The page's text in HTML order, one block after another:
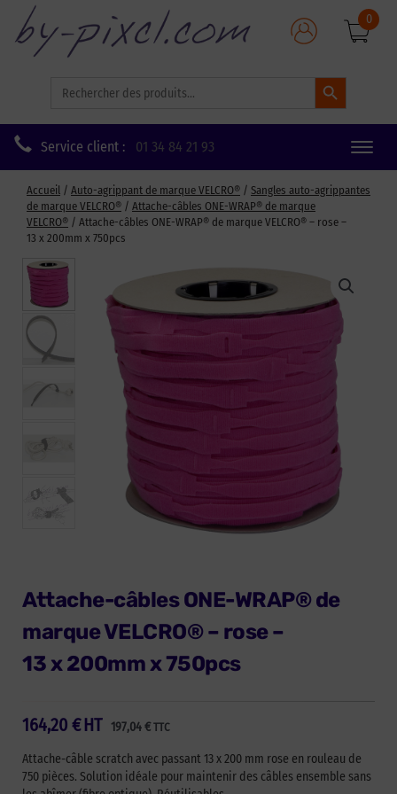
for:
Search Button
0
Service client : 01 34 84 21 93
Toggle
Accueil / Auto-agrippant de marque VELCRO® / Sangles auto-agrippantes
de marque VELCRO® / Attache-câbles ONE-WRAP® de marque
VELCRO® / Attache-câbles ONE-WRAP® de marque VELCRO® – rose –
13 x 200mm x 750pcs
Attache-câbles ONE-WRAP® de
marque VELCRO® – rose –
13 x 200mm x 750pcs
164,20 € 197,04€ TTC
HT
Attache-câble scratch avec passant 13 x 200 mm rose en rouleau de
750 pièces. Solution idéale pour maintenir des câbles ensemble sans